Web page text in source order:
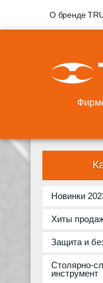
О бренде
Новинки
Хиты
Защита и
Столярно-
инструмент